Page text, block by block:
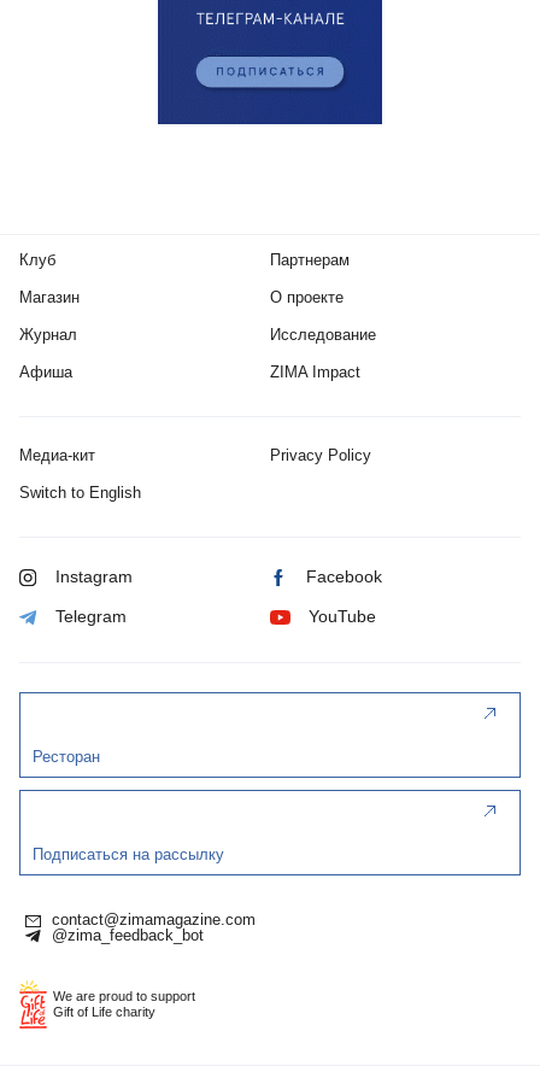
Клуб
Магазин
Журнал
Афиша
Партнерам
О проекте
Исследование
ZIMA Impact
Медиа-кит Privacy Policy
Switch to English
Instagram Facebook
Telegram YouTube
Ресторан
Подписаться на рассылку
contact@zimamagazine.com
@zima_feedback_bot
We are proud to support
Gift of Life charity